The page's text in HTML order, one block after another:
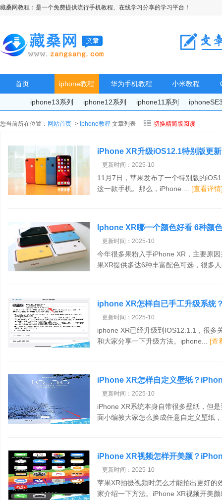
藏桑网教程：是一个免费提供流行手机教程、在线学习分享的学习平台！
首页 iphone教程 华为手机教程 小米教程
iphone13系列 iphone12系列 iphone11系列
您当前所在位置： 网站首页 -> iphone教程 文章列表 切换精简版阅读
iPhone XR升级iOS12.1特别版更
更新时间：2025-10
11月7日，苹果发布了一个特别版的
这一款手机。那么，iPhone ... [查看详
Iphone XR哪一个颜色好看 6种颜
更新时间：2025-10
今年很多果粉入手iPhone XR，主要原
果XR提供多达6种丰富配色可选，很多
iphone XR怎样自已手工升级系统
更新时间：2025-10
iphone XR已经升级到IOS12.1.1，很多
和大家分享一下升级方法。iphone... [查
iPhone XR怎样自定义壁纸？
更新时间：2025-10
iPhone XR系统本身自带很多壁纸，但
面小编教大家怎么换成任意自定义壁纸
iPhone XR视频怎样开美颜？
更新时间：2025-10
苹果XR拍摄视频时怎么才能拍出更好的
家介绍一下方法。iPhone XR视频开美